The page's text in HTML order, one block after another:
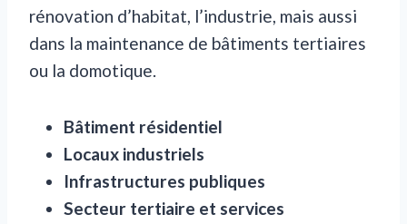
rénovation d’habitat, l’industrie, mais aussi
dans la maintenance de bâtiments tertiaires
ou la domotique.
Bâtiment résidentiel
Locaux industriels
Infrastructures publiques
Secteur tertiaire et services